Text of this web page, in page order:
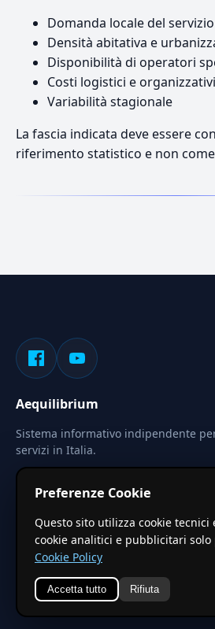
Domanda locale del servizio
Densità abitativa e
Disponibilità di operatori
Costi logistici e organizzativi
Variabilità stagionale
La fascia indicata deve essere
riferimento statistico e non
Aequilibrium
Sistema informativo indipendente
servizi in Italia.
Le stime pubblicate sono calcolate
territoriali regionali applicati a valori
costituiscono preventivo ufficiale.
© 2026 Aequilibrium — Un progetto
Preferenze Cookie
Questo sito utilizza cookie tecnici
cookie analitici e pubblicitari solo
Cookie Policy
Accetta tutto Rifiuta